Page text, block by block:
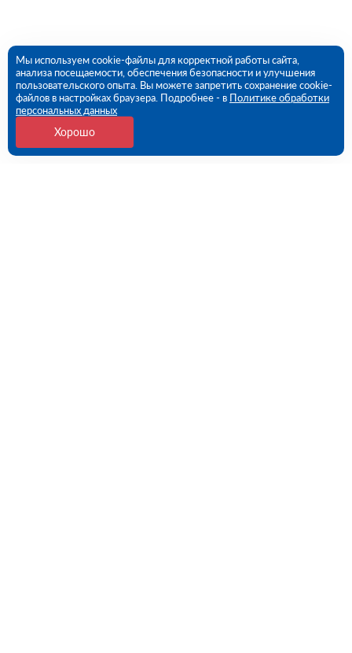
Мы используем cookie-файлы для корректной работы сайта,
анализа посещаемости, обеспечения безопасности и улучшения
пользовательского опыта. Вы можете запретить сохранение cookie-
файлов в настройках браузера. Подробнее - в Политике обработки
персональных данных
Хорошо